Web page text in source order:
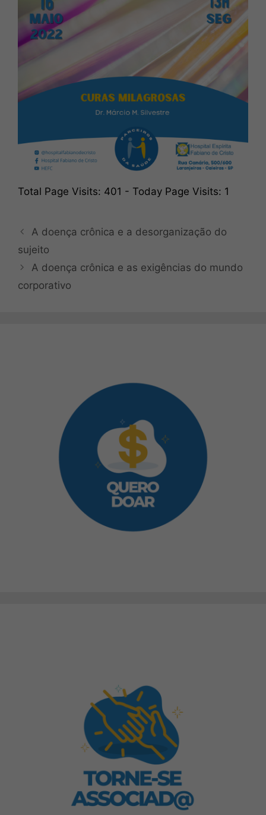
Total Page Visits: 401 - Today Page Visits: 1
A doença crônica e a desorganização do
sujeito
A doença crônica e as exigências do mundo
corporativo